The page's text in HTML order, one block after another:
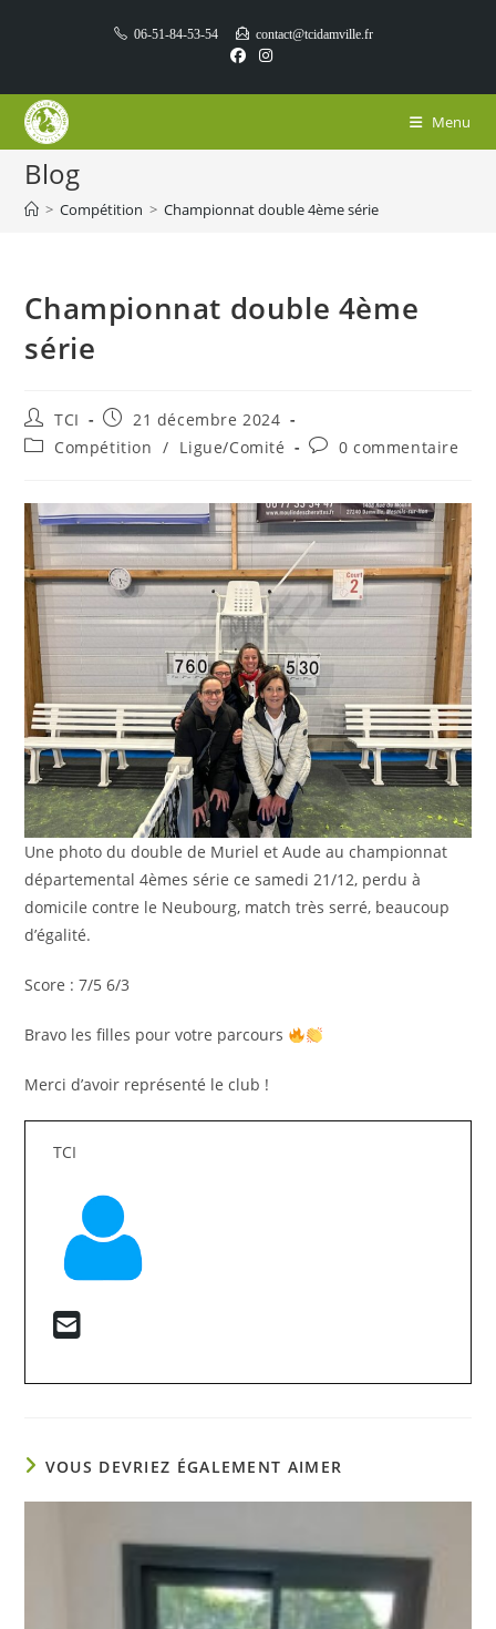
06-51-84-53-54 contact@tcidamville.fr
Menu
Blog
> Compétition > Championnat double 4ème série
Championnat double 4ème
série
Auteur/autrice
de
la
TCI
Publication
publiée :
21 décembre 2024
PostCompétition / Ligue/Comité
Commentaires
publication :
0 commentaire
Une photo du double de Muriel et Aude au championnat
départemental 4èmes série ce samedi 21/12, perdu à
domicile contre le Neubourg, match très serré, beaucoup
d’égalité.
Score : 7/5 6/3
Bravo les filles pour votre parcours
Merci d’avoir représenté le club !
TCI
VOUS DEVRIEZ ÉGALEMENT AIMER